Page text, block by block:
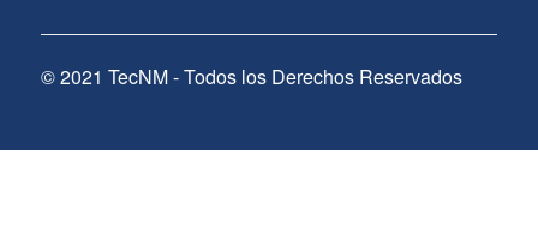
© 2021 TecNM - Todos los Derechos Reservados